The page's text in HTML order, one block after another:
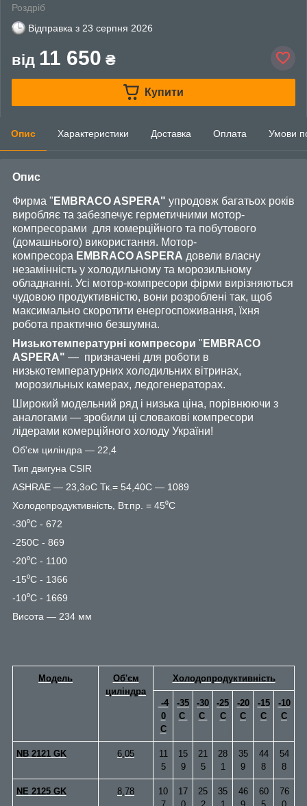
Роздріб
Відправка з 23 серпня 2026
від 11 650 ₴
Купити
Опис Характеристики Доставка Оплата Умови
Опис
Фирма " EMBRACO ASPERA" упродовж багатьох років
виробляє та забезпечує герметичними мотор-
компресорами для комерційного та побутового
(домашнього) використання. Мотор-
компресора EMBRACO ASPERA довели власну
незамінність у холодильному та морозильному
обладнанні. Усі мотор-компресори фірми вирізняються
чудовою продуктивністю, вони розроблені так, щоб
максимально скоротити енергоспоживання, їхня
робота практично безшумна.
Низькотемпературні компресори " EMBRACO
ASPERA" — призначені для роботи в
низькотемпературних холодильних вітринах,
морозильных камерах, ледогенераторах.
Широкий модельний ряд і низька ціна, порівнюючи з
аналогами — зробили ці словакові компресори
лідерами комерційного холоду України!
Об'єм циліндра — 22,4
Тип двигуна CSIR
ASHRAE — 23,3oС Тк.= 54,40С — 1089
Холодопродуктивність, Вт.пр. = 45⁰С
-30⁰С - 672
-250С - 869
-20⁰С - 1100
-15⁰С - 1366
-10⁰С - 1669
Висота — 234 мм
Модель
Об'єм
циліндра
Холодопродуктивність
-4
0
C
-35
С
-30
C
-25
С
-20
C
-15
C
-10
C
NB 2121 GK 6,05
11
5
15
9
21
5
28
1
35
9
44
8
54
8
NE 2125 GK 8,78
10
17
25
35
46
60
76